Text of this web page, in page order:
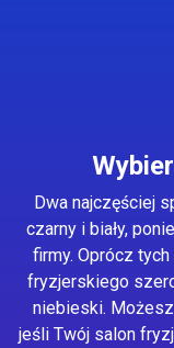
Dwa najczęściej
czarny i biały,
firmy. Oprócz
fryzjerskiego
niebieski.
jeśli Twój salon